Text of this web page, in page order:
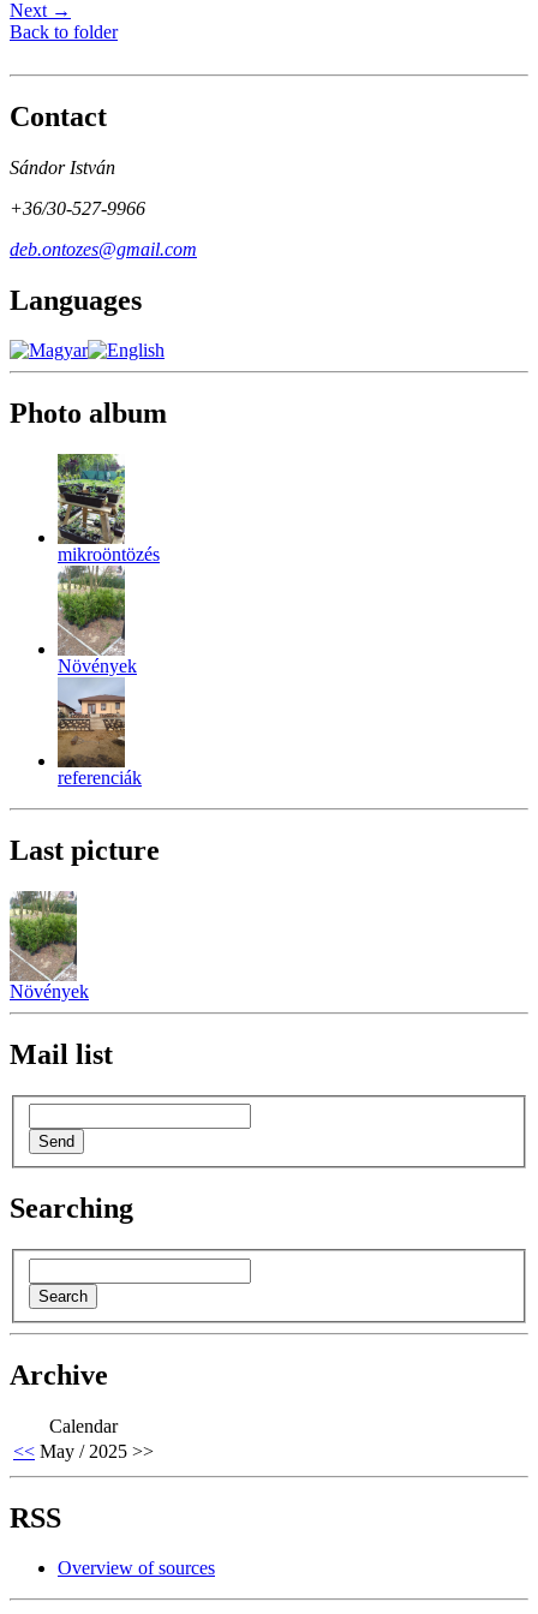
Next →
Back to folder
Contact
Sándor István
+36/30-527-9966
deb.ontozes@gmail.com
Languages
Photo album
mikroöntözés
Növények
referenciák
Last picture
Növények
Mail list
Searching
Archive
Calendar
<< May / 2025 >>
RSS
Overview of sources